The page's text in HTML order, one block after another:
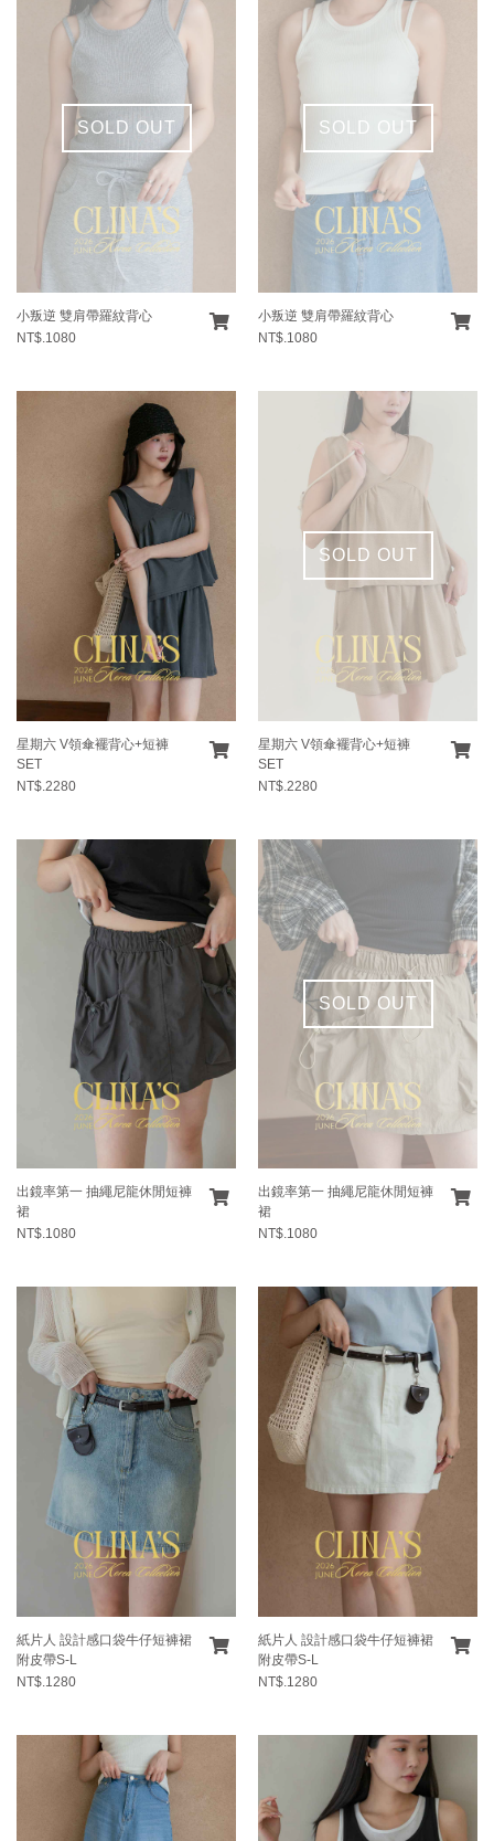
SOLD OUT
小叛逆 雙肩帶羅紋背心
NT$.1080
SOLD OUT
小叛逆 雙肩帶羅紋背心
NT$.1080
星期六 V領傘襬背心+短褲
SET
NT$.2280
SOLD OUT
星期六 V領傘襬背心+短褲
SET
NT$.2280
出鏡率第一 抽繩尼龍休閒短褲
裙
NT$.1080
SOLD OUT
出鏡率第一 抽繩尼龍休閒短褲
裙
NT$.1080
紙片人 設計感口袋牛仔短褲裙
附皮帶S-L
NT$.1280
紙片人 設計感口袋牛仔短褲裙
附皮帶S-L
NT$.1280